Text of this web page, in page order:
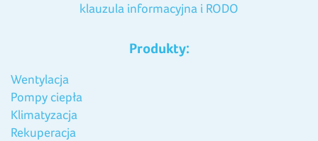
klauzula informacyjna i RODO
Produkty:
Wentylacja
Pompy ciepła
Klimatyzacja
Rekuperacja